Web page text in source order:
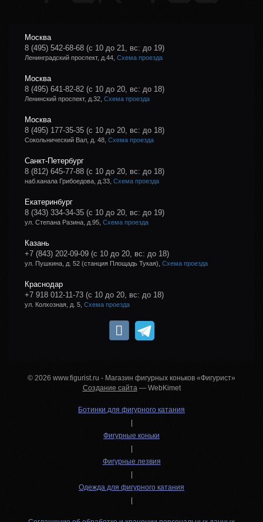
Москва
8 (495) 542-68-68 (с 10 до 21, вс: до 19)
Ленинградский проспект, д.44, Схема проезда
Москва
8 (495) 641-82-82 (с 10 до 20, вс: до 18)
Ленинский проспект, д.32, Схема проезда
Москва
8 (495) 177-35-35 (с 10 до 20, вс: до 18)
Сокольнический Вал, д. 48, Схема проезда
Санкт-Петербург
8 (812) 645-77-88 (с 10 до 20, вс: до 18)
наб.канала Грибоедова, д.33, Схема проезда
Екатеринбург
8 (343) 334-34-35 (с 10 до 20, вс: до 19)
ул. Степана Разина, д.95, Схема проезда
Казань
+7 (843) 202-09-09 (с 10 до 20, вс: до 18)
ул. Пушкина, д. 52 (станция Площадь Тукая), Схема проезда
Краснодар
+7 918 012-11-73 (с 10 до 20, вс: до 18)
ул. Колхозная, д. 5, Схема проезда
© 2026 www.figurist.ru - Магазин фигурных коньков «Фигурист»
Создание сайта— WebKimet
Ботинки для фигурного катания
Фигурные коньки
Фигурные лезвия
Одежда для фигурного катания